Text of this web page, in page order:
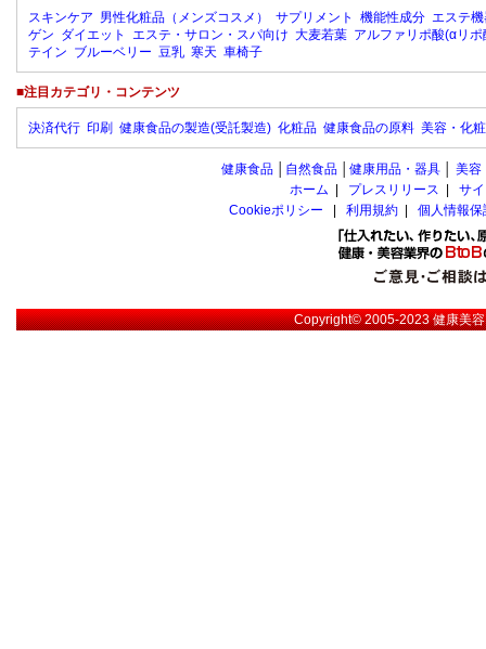
スキンケア 男性化粧品（メンズコスメ） サプリメント 機能性成分 エステ
ゲン ダイエット エステ・サロン・スパ向け 大麦若葉 アルファリポ酸(αリポ
テイン ブルーベリー 豆乳 寒天 車椅子
■注目カテゴリ・コンテンツ
決済代行 印刷 健康食品の製造(受託製造) 化粧品 健康食品の原料 美容・化
健康食品 自然食品 健康用品・器具 美容
ホーム
プレスリリース
サ
Cookieポリシー
利用規約 個人情報
Copyright© 2005-2023健康美